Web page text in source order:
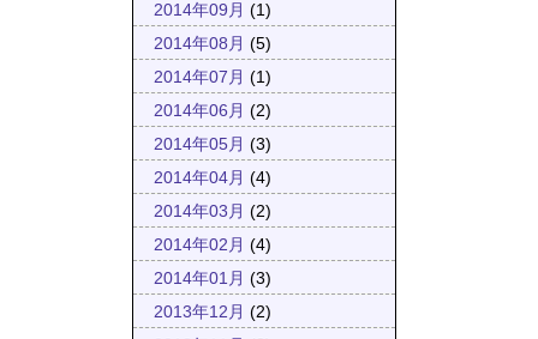
2014年09月 (1)
2014年08月 (5)
2014年07月 (1)
2014年06月 (2)
2014年05月 (3)
2014年04月 (4)
2014年03月 (2)
2014年02月 (4)
2014年01月 (3)
2013年12月 (2)